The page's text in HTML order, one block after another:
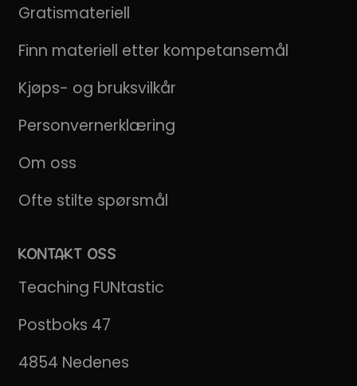
Gratismateriell
Finn materiell etter kompetansemål
Kjøps- og bruksvilkår
Personvernerklæring
Om oss
Ofte stilte spørsmål
KONTAKT OSS
Teaching FUNtastic
Postboks 47
4854 Nedenes